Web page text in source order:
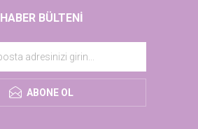
HABER BÜLTENI
ABONE OL